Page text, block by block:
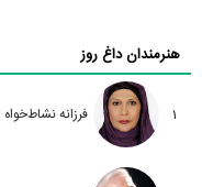
هنرمندان داغ روز
1 فرزانه نشاط‌خواه